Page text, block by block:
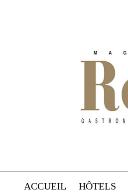
ACCUEIL HÔTELS